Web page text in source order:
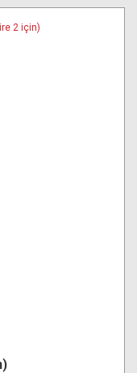
Başla